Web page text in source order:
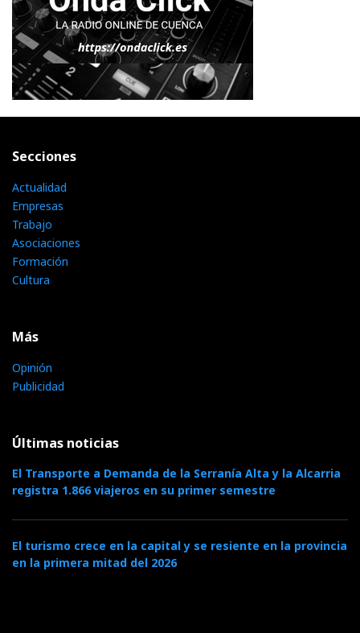
Secciones
Actualidad
Empresas
Trabajo
Asociaciones
Formación
Cultura
Más
Opinión
Publicidad
Últimas noticias
El Transporte a Demanda de la Serranía Alta y la Alcarria
registra 1.866 viajeros en su primer semestre
El turismo crece en la capital y se resiente en la provincia
en la primera mitad del 2026